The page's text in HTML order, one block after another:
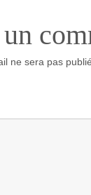
ne sera pas